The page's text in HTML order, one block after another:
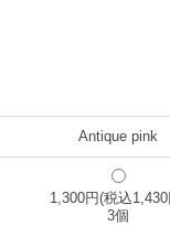
Antique pink
1,300円(税込
3個